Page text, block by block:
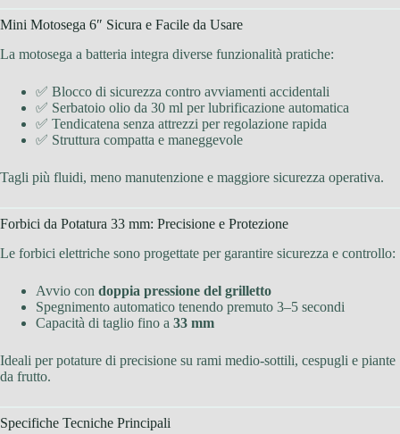
Mini Motosega 6″ Sicura e Facile da Usare
La motosega a batteria integra diverse funzionalità pratiche:
✅ Blocco di sicurezza contro avviamenti accidentali
✅ Serbatoio olio da 30 ml per lubrificazione automatica
✅ Tendicatena senza attrezzi per regolazione rapida
✅ Struttura compatta e maneggevole
Tagli più fluidi, meno manutenzione e maggiore sicurezza operativa.
Forbici da Potatura 33 mm: Precisione e Protezione
Le forbici elettriche sono progettate per garantire sicurezza e controllo:
Avvio con doppia pressione del grilletto
Spegnimento automatico tenendo premuto 3–5 secondi
Capacità di taglio fino a 33 mm
Ideali per potature di precisione su rami medio-sottili, cespugli e piante
da frutto.
Specifiche Tecniche Principali